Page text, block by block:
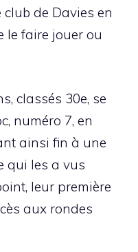
de Davies en
le faire jouer ou
classés 30e, se
numéro 7, en
ainsi fin à une
qui les a vus
leur première
aux rondes